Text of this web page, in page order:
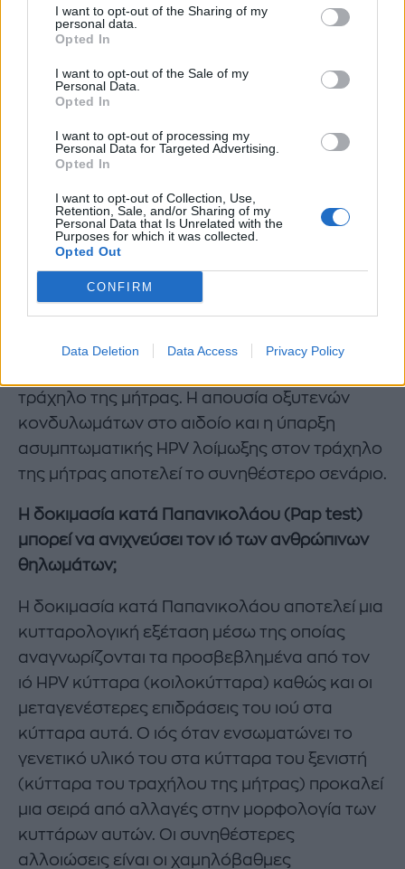
I want to opt-out of the Sharing of my
personal data.
Opted In
I want to opt-out of the Sale of my
Personal Data.
Opted In
I want to opt-out of processing my
Personal Data for Targeted Advertising.
Opted In
I want to opt-out of Collection, Use,
Retention, Sale, and/or Sharing of my
Personal Data that Is Unrelated with the
Purposes for which it was collected.
Opted Out
CONFIRM
Data Deletion Data Access Privacy Policy
να αναγνωρισθούν μετά από 4 μήνες ενώ οι
προκαρκινικές βλάβες 2ου βαθμού
μήνες κατά μέσο όρο.
Πως μπορώ να καταλάβω ότι κόλλησα τον ιό ;
Ο ιός είναι ασυμπτωματικός και δεν γίνεται
αντιληπτός από την/τον ασθενή παρά μόνο
στην περίπτωση ανάπτυξης γεννητικών
(οξυτενών) κονδυλωμάτων στα έξω γεννητικά
όργανα. Τα οξυτενή κονδυλώματα είναι
μαλακές, σαρκώδεις εκβλαστήσεις στο
χρώμα του δέρματος που εντοπίζονται
συνηθέστερα στα εξωτερικά γεννητικά
τράχηλο της μήτρας. Η απουσία οξυτενών
κονδυλωμάτων στο αιδοίο και η ύπαρξη
ασυμπτωματικής HPV λοίμωξης στον τράχηλο
της μήτρας αποτελεί το συνηθέστερο σενάριο.
Η δοκιμασία κατά Παπανικολάου (Pap test)
μπορεί να ανιχνεύσει τον ιό των ανθρώπινων
θηλωμάτων;
Η δοκιμασία κατά Παπανικολάου αποτελεί μια
κυτταρολογική εξέταση μέσω της οποίας
αναγνωρίζονται τα προσβεβλημένα από τον
ιό HPV κύτταρα (κοιλοκύτταρα) καθώς και οι
μεταγενέστερες επιδράσεις του ιού στα
κύτταρα αυτά. Ο ιός όταν ενσωματώνει το
γενετικό υλικό του στα κύτταρα του ξενιστή
(κύτταρα του τραχήλου της μήτρας) προκαλεί
μια σειρά από αλλαγές στην μορφολογία των
κυττάρων αυτών. Οι συνηθέστερες
αλλοιώσεις είναι οι χαμηλόβαθμες